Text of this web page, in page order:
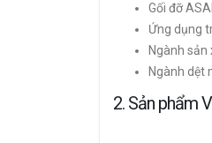
Gối đỡ
Ứng dụng
Ngành sản
Ngành dệt
2. Sản phẩm